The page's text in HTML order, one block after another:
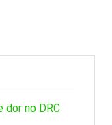
dor no DRC